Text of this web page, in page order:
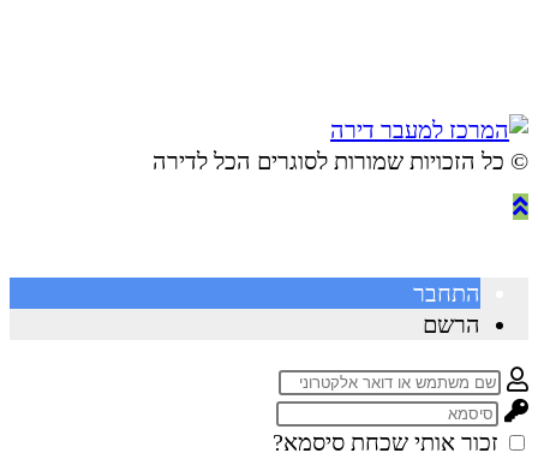
© ​כל הזכויות שמורות לסוגרים הכל לדירה
התחבר
הרשם
זכור אותי שכחת סיסמא?